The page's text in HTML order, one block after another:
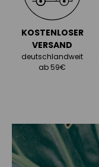
KOSTENLOSER
VERSAND
deutschlandweit
ab 59€